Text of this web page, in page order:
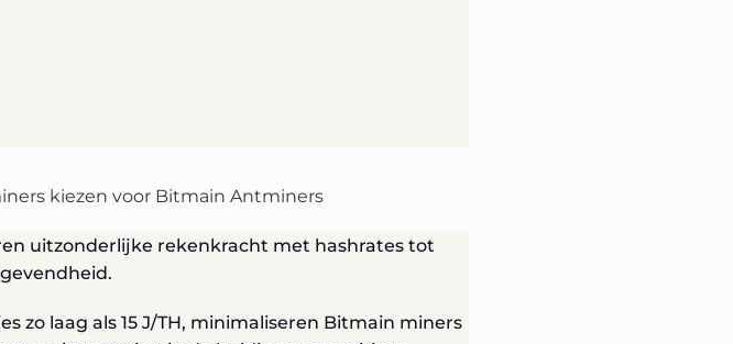
kiezen voor Bitmain Antminers
uitzonderlijke rekenkracht met hashrates tot
zo laag als 15 J/TH, minimaliseren Bitmain miners